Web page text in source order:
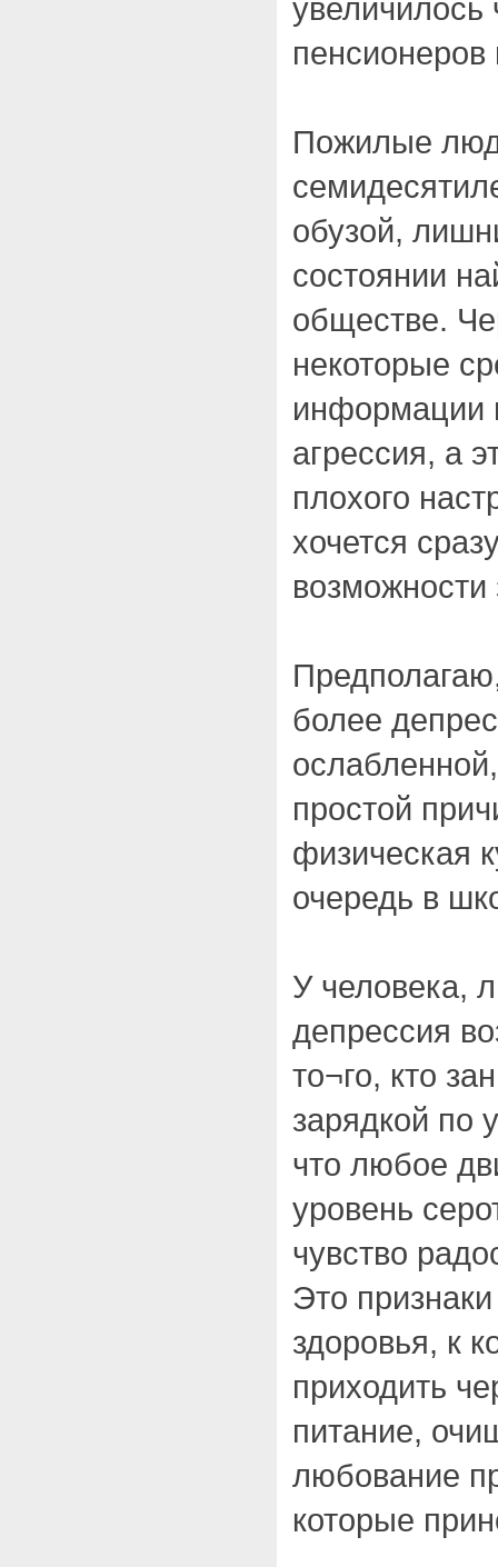
увеличилось
Пожилые
обузой,
состоянии
обществе.
некоторые
информации
агрессия, а
плохого
хочется
возможности
более
простой
физическая
очередь в
У человека,
депрессия
то¬го, кто
зарядкой по
что любое
уровень
чувство
Это
здоровья, к
приходить
питание,
любование
которые